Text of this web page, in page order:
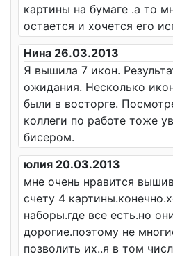
картины на бумаге .а то
остается и хочется его
Нина 26.03.2013
Я вышила 7 икон.
ожидания. Несколько
были в восторге.
коллеги по работе тоже
бисером.
юлия 20.03.2013
мне очень нравится
счету 4
наборы.где все есть.но
дорогие.поэтому не
позволить их..я в том